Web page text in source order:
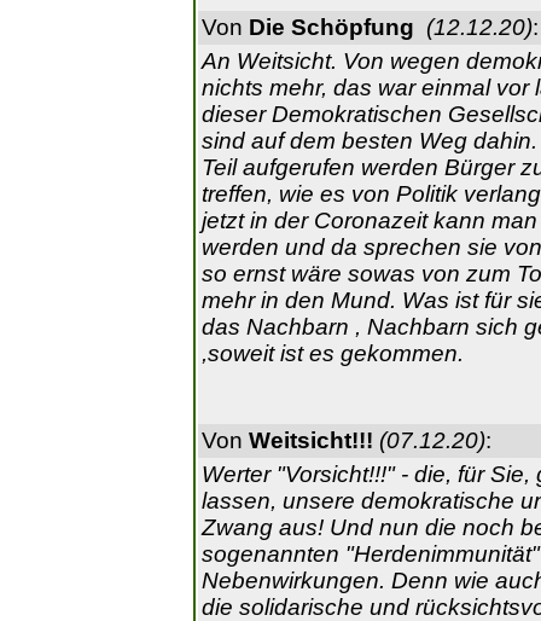
Von Die Schöpfung (12.12.20):
An Weitsicht. Von wegen
nichts mehr, das war einmal
dieser Demokratischen
sind auf dem besten Weg
Teil aufgerufen werden Bürger
treffen, wie es von Politik
jetzt in der Coronazeit kann
werden und da sprechen sie
so ernst wäre sowas von zum
mehr in den Mund. Was ist für
das Nachbarn , Nachbarn sich
,soweit ist es gekommen.
Von Weitsicht!!! (07.12.20):
Werter "Vorsicht!!!" - die, für
lassen, unsere demokratische
Zwang aus! Und nun die noch
sogenannten
Nebenwirkungen. Denn wie
die solidarische und